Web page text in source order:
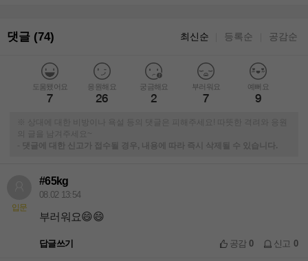
댓글 (74) 최신순 등록순 공감순
도움됐어요
7
응원해요
26
궁금해요
2
부러워요
7
예뻐요
9
※ 상대에 대한 비방이나 욕설 등의 댓글은 피해주세요! 따뜻한 격려와 응원
-
댓글에 대한 신고가 접수될 경우, 내용에 따라 즉시 삭제될 수 있습니다.
입문
#65kg
08.02 13:54
부러워요😄😄
답글쓰기 공감0 신고 0